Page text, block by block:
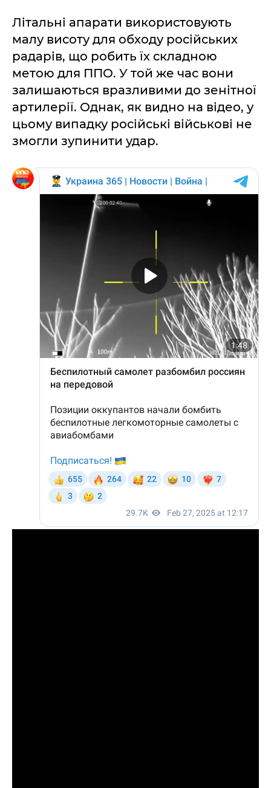
Літальні апарати використовують
малу висоту для обходу російських
радарів, що робить їх складною
метою для ППО. У той же час вони
залишаються вразливими до зенітної
артилерії. Однак, як видно на відео, у
цьому випадку російські військові не
змогли зупинити удар.